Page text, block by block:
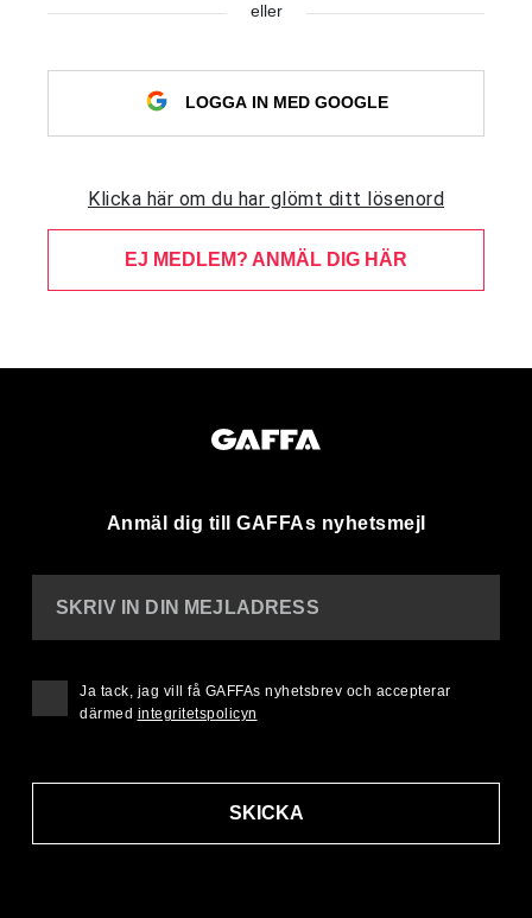
eller
LOGGA IN MED GOOGLE
Klicka här om du har glömt ditt lösenord
EJ MEDLEM? ANMÄL DIG HÄR
Anmäl dig till GAFFAs nyhetsmejl
SKRIV IN DIN MEJLADRESS
SKICKA
Ja tack, jag vill få GAFFAs nyhetsbrev och accepterar
därmed integritetspolicyn